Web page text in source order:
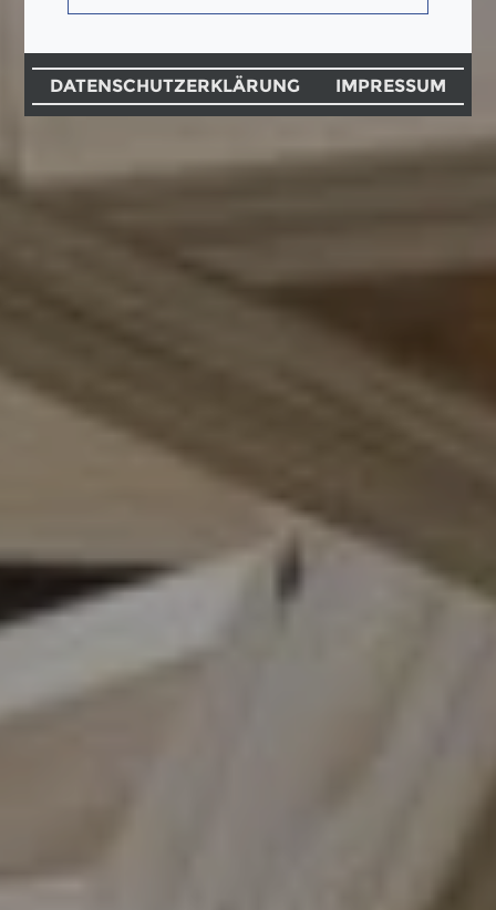
DATENSCHUTZERKLÄRUNG IMPRESSUM